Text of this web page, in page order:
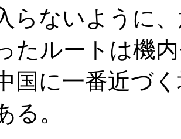
らないように
たルートは機
国に一番近づ
る。